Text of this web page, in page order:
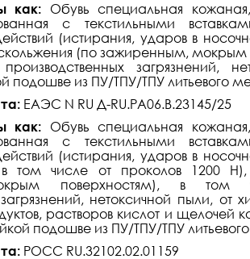
как: Обувь специальная
с текстильными
(истирания, ударов в
(по зажиренным, мокрым
загрязнений,
подошве из ПУ/ТПУ/ТПУ литьевого
ЕАЭС N RU Д-RU.РА06.В.23145/25
как: Обувь специальная
с текстильными
(истирания, ударов в
числе от проколов 1200 Н),
поверхностям), в
нетоксичной пыли, от
растворов кислот и щелочей
подошве из ПУ/ТПУ/ТПУ
РОСС RU.32102.02.01159